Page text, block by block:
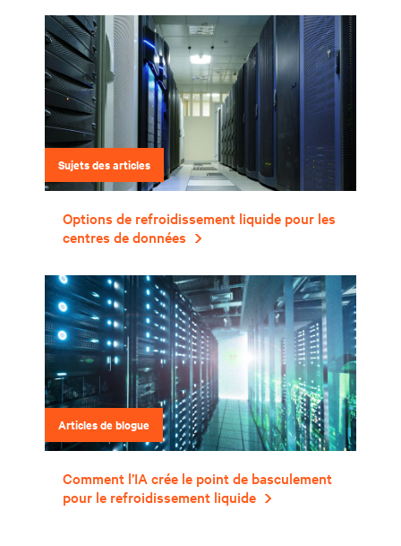
Sujets des articles
Options de refroidissement liquide pour les
centres de données
Articles de blogue
Comment l’IA crée le point de basculement
pour le refroidissement liquide